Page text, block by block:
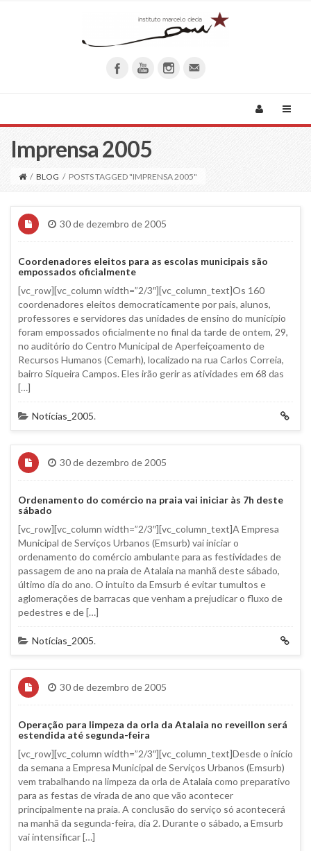
Imprensa 2005
/ BLOG / POSTS TAGGED "IMPRENSA 2005"
30 de dezembro de 2005
Coordenadores eleitos para as escolas municipais são
empossados oficialmente
[vc_row][vc_column width=”2/3″][vc_column_text]Os 160
coordenadores eleitos democraticamente por pais, alunos,
professores e servidores das unidades de ensino do município
foram empossados oficialmente no final da tarde de ontem, 29,
no auditório do Centro Municipal de Aperfeiçoamento de
Recursos Humanos (Cemarh), localizado na rua Carlos Correia,
bairro Siqueira Campos. Eles irão gerir as atividades em 68 das
[…]
Notícias_2005.
30 de dezembro de 2005
Ordenamento do comércio na praia vai iniciar às 7h deste
sábado
[vc_row][vc_column width=”2/3″][vc_column_text]A Empresa
Municipal de Serviços Urbanos (Emsurb) vai iniciar o
ordenamento do comércio ambulante para as festividades de
passagem de ano na praia de Atalaia na manhã deste sábado,
último dia do ano. O intuito da Emsurb é evitar tumultos e
aglomerações de barracas que venham a prejudicar o fluxo de
pedestres e de […]
Notícias_2005.
30 de dezembro de 2005
Operação para limpeza da orla da Atalaia no reveillon será
estendida até segunda-feira
[vc_row][vc_column width=”2/3″][vc_column_text]Desde o início
da semana a Empresa Municipal de Serviços Urbanos (Emsurb)
vem trabalhando na limpeza da orla de Atalaia como preparativo
para as festas de virada de ano que vão acontecer
principalmente na praia. A conclusão do serviço só acontecerá
na manhã da segunda-feira, dia 2. Durante o sábado, a Emsurb
vai intensificar […]